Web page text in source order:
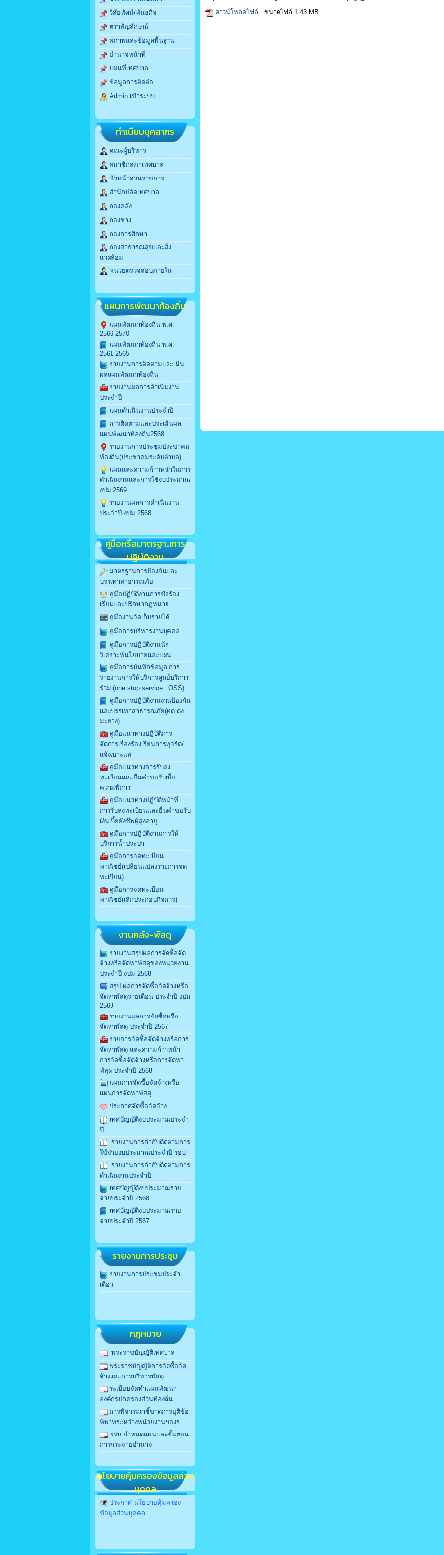
วิสัยทัศน์/พันธกิจ
ตราสัญลักษณ์
สภาพและข้อมูลพื้นฐาน
อำนาจหน้าที่
แผนที่เทศบาล
ข้อมูลการติดต่อ
Admin เข้าระบบ
ทำเนียบบุคลากร
คณะผู้บริหาร
สมาชิกสภาเทศบาล
หัวหน้าส่วนราชการ
สำนักปลัดเทศบาล
กองคลัง
กองช่าง
กองการศึกษา
กองสาธารณสุขและสิ่ง
แวดล้อม
หน่วยตรวจสอบภายใน
แผนการพัฒนาท้องถิ่น
แผนพัฒนาท้องถิ่น พ.ศ.
2566-2570
แผนพัฒนาท้องถิ่น พ.ศ.
2561-2565
รายงานการติดตามและเมิน
ผลแผนพัฒนาท้องถิ่น
รายงานผลการดำเนินงาน
ประจำปี
แผนดำเนินงานประจำปี
การติดตามและประเมินผล
แผนพัฒนาท้องถิ่น2568
รายงานการประชุมประชาคม
ท้องถิ่น(ประชาคมระดับตำบล)
แผนและความก้าวหน้าในการ
ดำเนินงานและการใช้งบประมาณ
งปม 2569
รายงานผลการดำเนินงาน
ประจำปี งปม 2568
คู่มือหรือมาตรฐานการ
ปฏิบัติงาน
มาตรฐานการป้องกันและ
บรรเทาสาธารณภัย
คู่มือปฏิบัติงานการข้อร้อง
เรียนและปรึกษากฎหมาย
คู่มืองานจัดเก็บรายได้
คู่มือการบริหารงานบุคคล
คู่มือการปฎิบัติงานนัก
วิเคราะห์นโยบายและแผน
คู่มือการบันทึกข้อมูล การ
รายงานการให้บริการศูนย์บริการ
ร่วม (one stop service : OSS)
คู่มือการปฏิบัติงานงานป้องกัน
และบรรเทาสาธารณภัย(ทต.ดง
มะยาง)
คู่มือแนวทางปฏิบัติการ
จัดการเรื่องร้องเรียนการทุจริต/
แจ้งเบาะแส
คู่มือแนวทางการรับลง
ทะเบียนและยื่นคำขอรับเบี้ย
ความพิการ
คู่มือแนวทางปฎฺิบัติหน้าที่
การรับลงทะเบียนและยื่นคำขอรับ
เงินเบี้ยยังชีพผู้สูงอายุ
คู่มือการปฏิบัติงานการให้
บริการน้ำประปา
คู่มือการจดทะเบียน
พาณิชย์(เปลี่ยนแปลงรายการจด
ทะเบียน)
คู่มือการจดทะเบียน
พาณิชย์(เลิกประกอบกิจการ)
งานคลัง-พัสดุ
รายงานสรุปผลการจัดซื้อจัด
จ้างหรือจัดหาพัสดุของหน่วยงาน
ประจำปี งปม 2568
สรุป ผลการจัดซื้อจัดจ้างหรือ
จัดหาพัสดุรายเดือน ประจำปี งปม
2569
รายงานผลการจัดซื้อหรือ
จัดหาพัสดุ ประจำปี 2567
รายการจัดซื้อจัดจ้างหรือการ
จัดหาพัสดุ และความก้าวหน้า
การจัดซื้อจัดจ้างหรือการจัดหา
พัสุด ประจำปี 2568
แผนการจัดซื้อจัดจ้างหรือ
แผนการจัดหาพัสดุ
ประกาศจัดซื้อจัดจ้าง
เทศบัญญัติงบประมาณประจำ
ปี
รายงานการกำกับติดตามการ
ใช้จ่ายงบประมาณประจำปี รอบ
รายงานการกำกับติดตามการ
ดำเนินงานประจำปี
เทศบัญญัติงบประมาณราย
จ่ายประจำปี 2568
เทศบัญญัติงบประมาณราย
จ่ายประจำปี 2567
รายงานการประชุม
รายงานการประชุมประจำ
เดือน
กฎหมาย
พระราชบัญญัติเทศบาล
พระราชบัญญัติการจัดซื้อจัด
จ้างและการบริหารพัสดุ
ระเบียบจัดทำแผนพัฒนา
องค์กรปกครองส่วนท้องถิ่น
การพิจารณาชี้ขาดการยุติข้อ
พิพาทระหว่างหน่วยงานของร
พรบ กําหนดแผนและขั้นตอน
การกระจายอํานาจ
นโยบายคุ้มครองข้อมูลส่วน
บุคคล
ประกาศ นโยบายคุ้มครอง
ข้อมูลส่วนบุคคล
ดาวน์โหลดไฟล์
ขนาดไฟล์ 1.43 MB